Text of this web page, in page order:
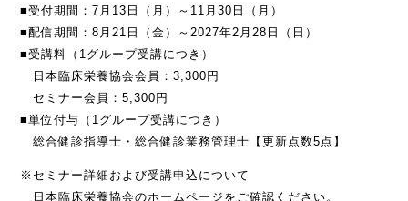
■受付期間：7月13日（月）～11月30日（月）
■配信期間：8月21日（金）～2027年2月28日（日）
■受講料（1グループ受講につき）
日本臨床栄養協会会員：3,300円
セミナー会員：5,300円
■単位付与（1グループ受講につき）
総合健診指導士・総合健診業務管理士【更新点数5点】
※セミナー詳細および受講申込について
日本臨床栄養協会のホームページをご確認ください。